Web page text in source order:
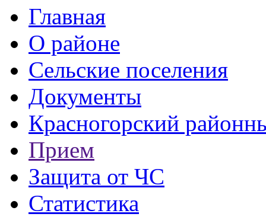
Главная
О районе
Сельские поселения
Документы
Красногорский
Прием
Защита от ЧС
Статистика